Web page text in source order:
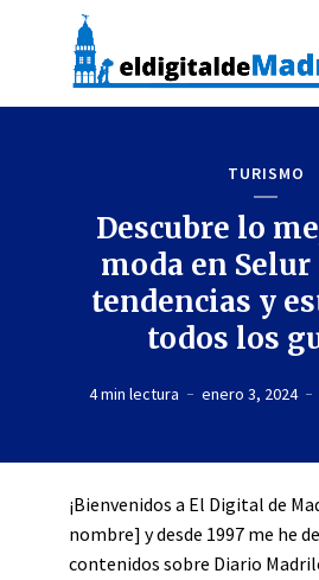
TURISMO
Descubre lo
moda en
tendencias y
todos los
4 min lectura enero 3, 2024
¡Bienvenidos a El Digital de
nombre] y desde 1997 me he
contenidos sobre Diario